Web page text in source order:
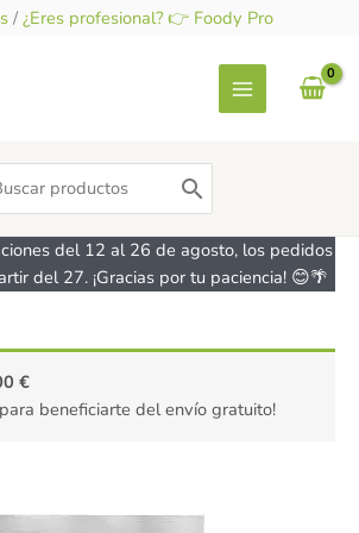
/ ¿Eres profesional? 👉 Foody Pro
del 12 al 26 de agosto, los pedidos
del 27. ¡Gracias por tu paciencia! 😊🌴
€
beneficiarte del envío gratuito!